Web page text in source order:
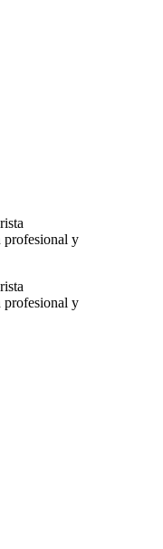
profesional y
profesional y